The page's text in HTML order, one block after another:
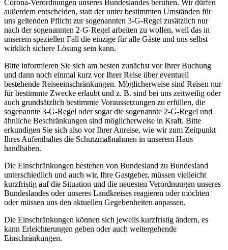
Corona-Verordnungen unseres Bundeslandes beruhen. Wir dürfen
außerdem entscheiden, statt der unter bestimmten Umständen für
uns geltenden Pflicht zur sogenannten 3-G-Regel zusätzlich nur
nach der sogenannten 2-G-Regel arbeiten zu wollen, weil das in
unserem speziellen Fall die einzige für alle Gäste und uns selbst
wirklich sichere Lösung sein kann.
Bitte informieren Sie sich am besten zunächst vor Ihrer Buchung
und dann noch einmal kurz vor Ihrer Reise über eventuell
bestehende Reiseeinschränkungen. Möglicherweise sind Reisen nur
für bestimmte Zwecke erlaubt und z. B. sind bei uns zeitweilig oder
auch grundsätzlich bestimmte Voraussetzungen zu erfüllen, die
sogenannte 3-G-Regel oder sogar die sogenannte 2-G-Regel und
ähnliche Beschränkungen sind möglicherweise in Kraft. Bitte
erkundigen Sie sich also vor Ihrer Anreise, wie wir zum Zeitpunkt
Ihres Aufenthaltes die Schutzmaßnahmen in unserem Haus
handhaben.
Die Einschränkungen bestehen von Bundesland zu Bundesland
unterschiedlich und auch wir, Ihre Gastgeber, müssen vielleicht
kurzfristig auf die Situation und die neuesten Verordnungen unseres
Bundeslandes oder unseres Landkreises reagieren oder möchten
oder müssen uns den aktuellen Gegebenheiten anpassen.
Die Einschränkungen können sich jeweils kurzfristig ändern, es
kann Erleichterungen geben oder auch weitergehende
Einschränkungen.